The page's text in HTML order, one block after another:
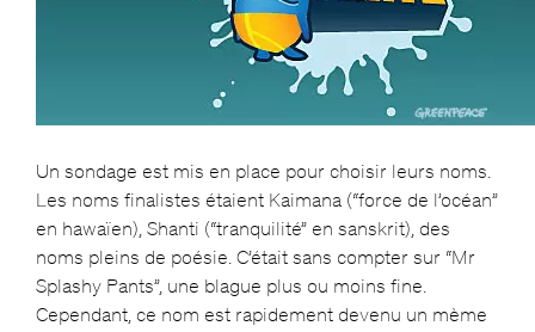
Un sondage est mis en place pour choisir leurs noms.
Les noms finalistes étaient Kaimana (“force de l’océan”
en hawaïen), Shanti (“tranquilité” en sanskrit), des
noms pleins de poésie. C’était sans compter sur “Mr
Splashy Pants”, une blague plus ou moins fine.
Cependant, ce nom est rapidement devenu un mème